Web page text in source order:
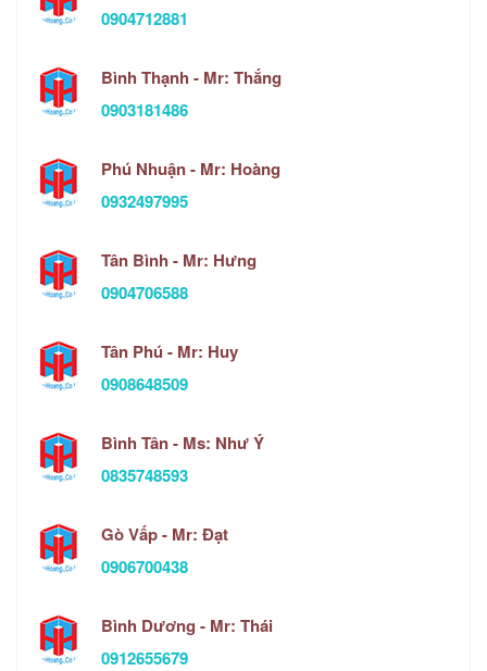
0904712881
Bình Thạnh - Mr: Thắng
0903181486
Phú Nhuận - Mr: Hoàng
0932497995
Tân Bình - Mr: Hưng
0904706588
Tân Phú - Mr: Huy
0908648509
Bình Tân - Ms: Như Ý
0835748593
Gò Vấp - Mr: Đạt
0906700438
Bình Dương - Mr: Thái
0912655679